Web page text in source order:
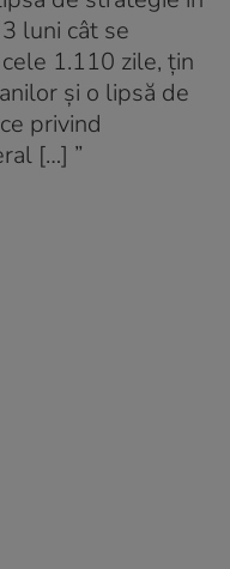
luni cât se
1.110 zile, țin
și o lipsă de
privind
[…] ”